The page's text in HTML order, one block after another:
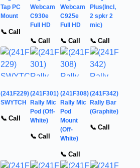
Tap PC
Mount
📞 Call
Webcam
C930e
Full HD
📞 Call
Webcam
C925e
Full HD
📞 Call
Plus(Incl,
2 spkr 2
mic)
📞 Call
(241F229)
SWYTCH
📞 Call
(241F301)
Rally Mic
Pod (Off-
White)
📞 Call
(241F308)
Rally Mic
Pod
Mount
(Off-
White)
📞 Call
(241F342)
Rally Bar
(Graphite)
📞 Call